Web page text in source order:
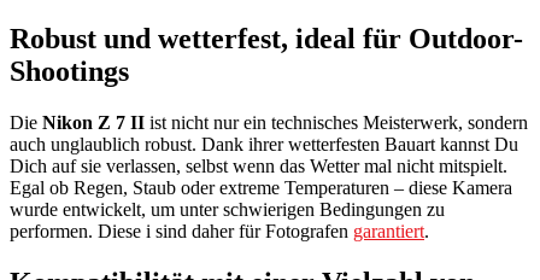
Robust und wetterfest, ideal für Outdoor-
Shootings
Die Nikon Z 7 II ist nicht nur ein technisches Meisterwerk, sondern
auch unglaublich robust. Dank ihrer wetterfesten Bauart kannst Du
Dich auf sie verlassen, selbst wenn das Wetter mal nicht mitspielt.
Egal ob Regen, Staub oder extreme Temperaturen – diese Kamera
wurde entwickelt, um unter schwierigen Bedingungen zu
performen. Diese i sind daher für Fotografen garantiert.